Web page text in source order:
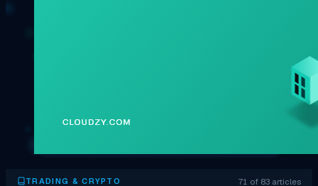
TRADING & CRYPTO 71 of 83 articles